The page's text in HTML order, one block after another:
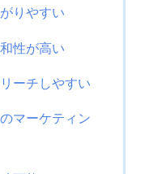
りやすい
性が高い
ーチしやすい
マーケティン